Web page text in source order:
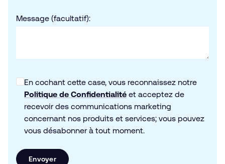
Message (facultatif):
En cochant cette case, vous reconnaissez notre
Politique de Confidentialité et acceptez de
recevoir des communications marketing
concernant nos produits et services; vous pouvez
vous désabonner à tout moment.
Envoyer